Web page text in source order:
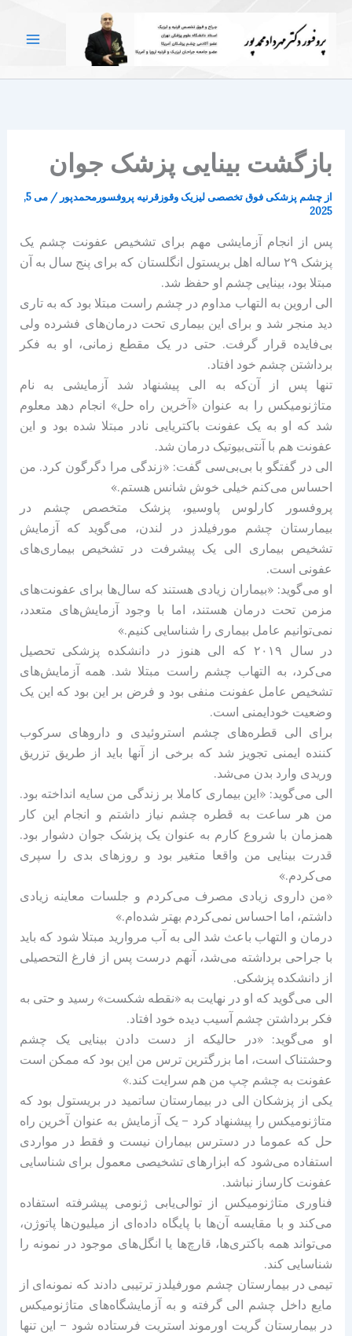
محتوا
بازگشت بینایی پزشک جوان
از چشم پزشکی فوق تخصصی لیزیک وقوزقرنیه پروفسورمحمدپور /
می 5,
2025
پس از انجام آزمایشی مهم برای تشخیص عفونت چشم یک
پزشک ۲۹ ساله اهل بریستول انگلستان که برای پنج سال به آن
مبتلا بود، بینایی چشم او حفظ شد.
الی اروین به التهاب مداوم در چشم راست مبتلا بود که به تاری
دید منجر شد و برای این بیماری تحت درمان‌های فشرده ولی
بی‌فایده قرار گرفت. حتی در یک مقطع زمانی، او به فکر
برداشتن چشم خود افتاد.
تنها پس از آن‌که به الی پیشنهاد شد آزمایشی به نام
متاژنومیکس را به عنوان «آخرین راه حل» انجام دهد معلوم
شد که او به یک عفونت باکتریایی نادر مبتلا شده بود و این
عفونت هم با آنتی‌بیوتیک درمان شد.
الی در گفتگو با بی‌بی‌سی گفت: «زندگی مرا دگرگون کرد. من
احساس می‌کنم خیلی خوش شانس هستم.»
پروفسور کارلوس پاوسیو، پزشک متخصص چشم در
بیمارستان چشم مورفیلدز در لندن، می‌گوید که آزمایش
تشخیص بیماری الی یک پیشرفت در تشخیص بیماری‌های
عفونی است.
او می‌گوید: «بیماران زیادی هستند که سال‌ها برای عفونت‌های
مزمن تحت درمان هستند، اما با وجود آزمایش‌های متعدد،
نمی‌توانیم عامل بیماری را شناسایی کنیم.»
در سال ۲۰۱۹ که الی هنوز در دانشکده پزشکی تحصیل
می‌کرد، به التهاب چشم راست مبتلا شد. همه آزمایش‌های
تشخیص عامل عفونت منفی بود و فرض بر این بود که این یک
وضعیت خودایمنی است.
برای الی قطره‌های چشم استروئیدی و داروهای سرکوب
کننده ایمنی تجویز شد که برخی از آنها باید از طریق تزریق
وریدی وارد بدن می‌شد.
الی می‌گوید: «این بیماری کاملا بر زندگی من سایه انداخته بود.
من هر ساعت به قطره چشم نیاز داشتم و انجام این کار
همزمان با شروع کارم به عنوان یک پزشک جوان دشوار بود.
قدرت بینایی من واقعا متغیر بود و روزهای بدی را سپری
می‌کردم.»
«من داروی زیادی مصرف می‌کردم و جلسات معاینه زیادی
داشتم، اما احساس نمی‌کردم بهتر شده‌ام.»
درمان و التهاب باعث شد الی به آب مروارید مبتلا شود که باید
با جراحی برداشته می‌شد، آنهم درست پس از فارغ التحصیلی
از دانشکده پزشکی.
الی می‌گوید که او در نهایت به «نقطه شکست» رسید و حتی به
فکر برداشتن چشم آسیب دیده خود افتاد.
او می‌گوید: «در حالیکه از دست دادن بینایی یک چشم
وحشتناک است، اما بزرگترین ترس من این بود که ممکن است
عفونت به چشم چپ من هم سرایت کند.»
یکی از پزشکان الی در بیمارستان ساتمید در بریستول بود که
متاژنومیکس را پیشنهاد کرد – یک آزمایش به عنوان آخرین راه
حل که عموما در دسترس بیماران نیست و فقط در مواردی
استفاده می‌شود که ابزارهای تشخیصی معمول برای شناسایی
عفونت کارساز نباشد.
فناوری متاژنومیکس از توالی‌یابی ژنومی پیشرفته استفاده
می‌کند و با مقایسه آن‌ها با پایگاه داده‌ای از میلیون‌ها پاتوژن،
می‌تواند همه باکتری‌ها، قارچ‌ها یا انگل‌های موجود در نمونه را
شناسایی کند.
تیمی در بیمارستان چشم مورفیلدز ترتیبی دادند که نمونه‌ای از
مایع داخل چشم الی گرفته و به آزمایشگاه‌های متاژنومیکس
در بیمارستان گریت اورموند استریت فرستاده شود – این تنها